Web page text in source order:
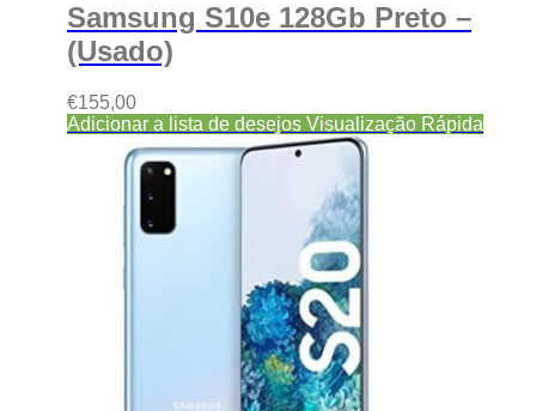
Samsung S10e 128Gb Preto –
(Usado)
€155,00
Adicionar a lista de desejos Visualização Rápida